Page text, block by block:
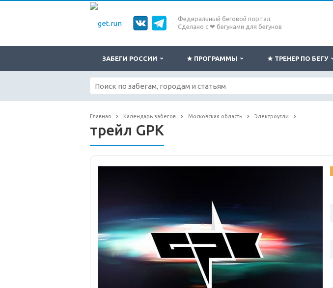
Федеральный беговой портал.
Сделано с ❤ бегунами для бегунов
ЗАБЕГИ РОССИИ ★ ПРОГРАММЫ ★ ТРЕНЕР ПО БЕГУ
Главная Календарь забегов Московская область Электроугли
трейл GPK